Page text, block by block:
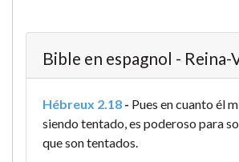
Bible en espagnol - Reina-
Hébreux 2.18 - Pues en cuanto él
siendo tentado, es poderoso para
que son tentados.